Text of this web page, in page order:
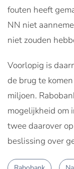
fouten heeft
NN niet
niet zouden
Voorlopig is
de brug te
miljoen.
mogelijkheid om
twee daarover
beslissing over